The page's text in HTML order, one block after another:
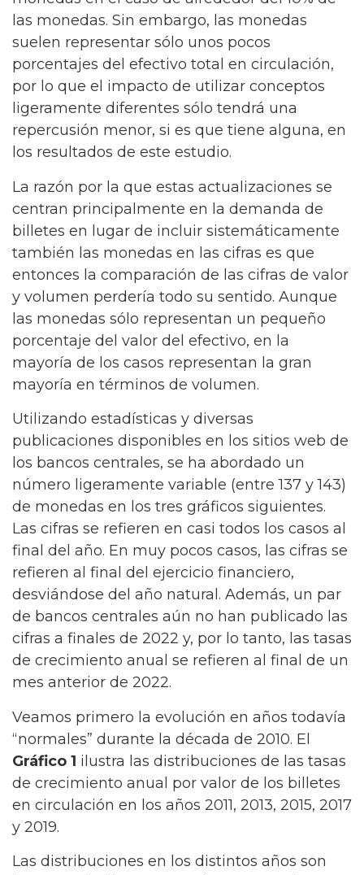
las monedas. Sin embargo, las monedas
suelen representar sólo unos pocos
porcentajes del efectivo total en circulación,
por lo que el impacto de utilizar conceptos
ligeramente diferentes sólo tendrá una
repercusión menor, si es que tiene alguna, en
los resultados de este estudio.
La razón por la que estas actualizaciones se
centran principalmente en la demanda de
billetes en lugar de incluir sistemáticamente
también las monedas en las cifras es que
entonces la comparación de las cifras de valor
y volumen perdería todo su sentido. Aunque
las monedas sólo representan un pequeño
porcentaje del valor del efectivo, en la
mayoría de los casos representan la gran
mayoría en términos de volumen.
Utilizando estadísticas y diversas
publicaciones disponibles en los sitios web de
los bancos centrales, se ha abordado un
número ligeramente variable (entre 137 y 143)
de monedas en los tres gráficos siguientes.
Las cifras se refieren en casi todos los casos al
final del año. En muy pocos casos, las cifras se
refieren al final del ejercicio financiero,
desviándose del año natural. Además, un par
de bancos centrales aún no han publicado las
cifras a finales de 2022 y, por lo tanto, las tasas
de crecimiento anual se refieren al final de un
mes anterior de 2022.
Veamos primero la evolución en años todavía
“normales” durante la década de 2010. El
Gráfico 1 ilustra las distribuciones de las tasas
de crecimiento anual por valor de los billetes
en circulación en los años 2011, 2013, 2015, 2017
y 2019.
Las distribuciones en los distintos años son